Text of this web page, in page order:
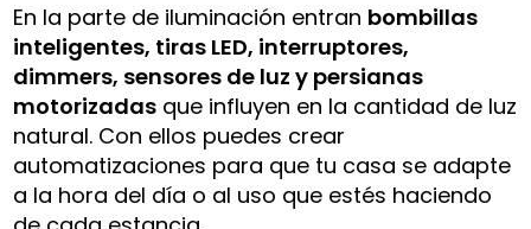
En la parte de iluminación entran bombillas
inteligentes, tiras LED, interruptores,
dimmers, sensores de luz y persianas
motorizadas que influyen en la cantidad de luz
natural. Con ellos puedes crear
automatizaciones para que tu casa se adapte
a la hora del día o al uso que estés haciendo